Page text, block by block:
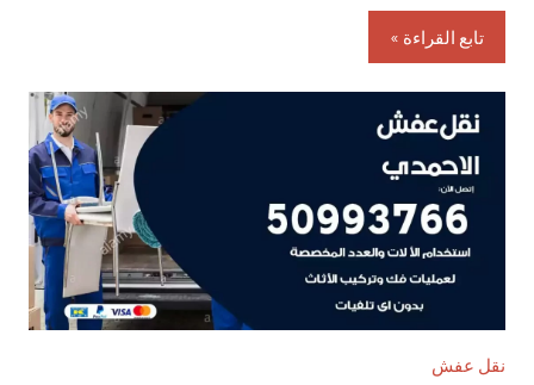
تابع القراءة
نقل عفش